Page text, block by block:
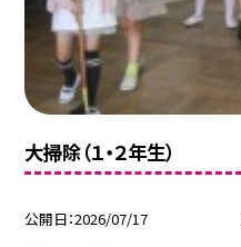
大掃除（１・２年生）
公開日 2026/07/17